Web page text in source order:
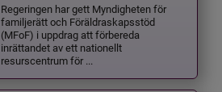
Regeringen har gett Myndigheten för
familjerätt och Föräldraskapsstöd
(MFoF) i uppdrag att förbereda
inrättandet av ett nationellt
resurscentrum för ...